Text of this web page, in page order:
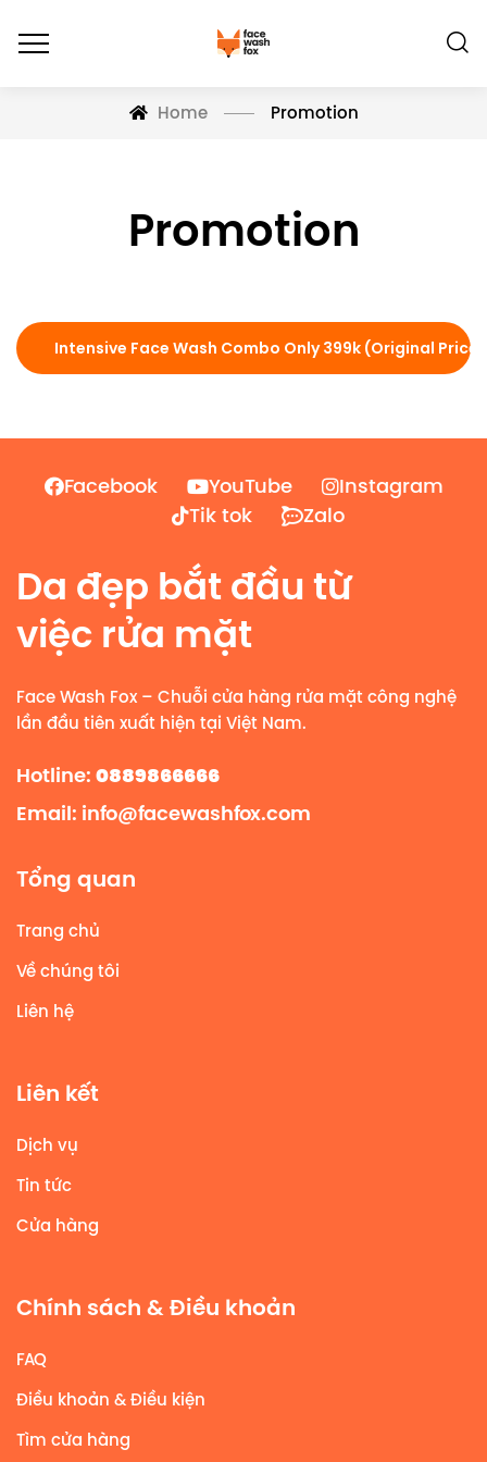
Home Promotion
Promotion
Intensive Face Wash Combo Only 399k (Original Price
Facebook YouTube
Instagram
Tik tok
Zalo
Da đẹp bắt đầu từ
việc rửa mặt
Face Wash Fox – Chuỗi cửa hàng rửa mặt công nghệ
lần đầu tiên xuất hiện tại Việt Nam.
Hotline:0889866666
Email: info@facewashfox.com
Tổng quan
Trang chủ
Về chúng tôi
Liên hệ
Liên kết
Dịch vụ
Tin tức
Cửa hàng
Chính sách & Điều khoản
FAQ
Điều khoản & Điều kiện
Tìm cửa hàng